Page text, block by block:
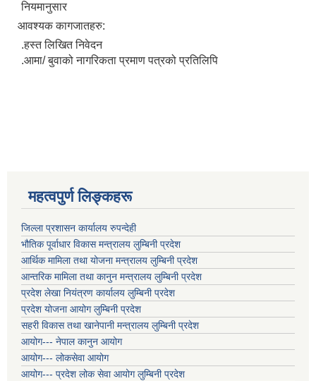
नियमानुसार
आवश्यक कागजातहरु:
.हस्त लिखित निवेदन
.आमा/ बुवाको नागरिकता प्रमाण पत्रको प्रतिलिपि
महत्वपुर्ण लिङ्कहरू
जिल्ला प्रशासन कार्यालय रुपन्देही
भौतिक पूर्वाधार विकास मन्त्रालय लुम्बिनी प्रदेश
आर्थिक मामिला तथा योजना मन्त्रालय लुम्बिनी प्रदेश
आन्तरिक मामिला तथा कानुन मन्त्रालय लुम्बिनी प्रदेश
प्रदेश लेखा नियंत्रण कार्यालय लुम्बिनी प्रदेश
प्रदेश योजना आयोग लुम्बिनी प्रदेश
सहरी विकास तथा खानेपानी मन्त्रालय लुम्बिनी प्रदेश
आयोग--- नेपाल कानुन आयोग
आयोग--- लोकसेवा आयोग
आयोग--- प्रदेश लोक सेवा आयोग लुम्बिनी प्रदेश